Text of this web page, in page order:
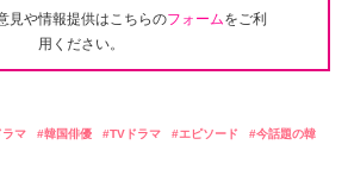
見や情報提供はこちらのフォームをご利
用ください。
ラマ 韓国俳優 TVドラマ エピソード
今話題の韓